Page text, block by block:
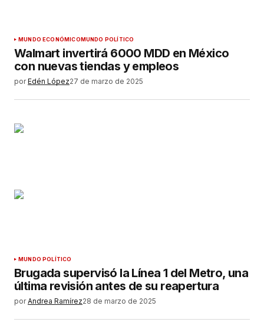
MUNDO ECONÓMICOMUNDO POLÍTICO
Walmart invertirá 6000 MDD en México
con nuevas tiendas y empleos
por Edén López27 de marzo de 2025
MUNDO POLÍTICO
Brugada supervisó la Línea 1 del Metro, una
última revisión antes de su reapertura
por Andrea Ramírez28 de marzo de 2025